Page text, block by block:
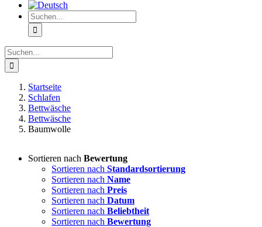
Suche
nach:
Suche
nach:
Startseite
Schlafen
Bettwäsche
Bettwäsche
Baumwolle
Sortieren nach Bewertung
Sortieren nach Standardsortierung
Sortieren nach Name
Sortieren nach Preis
Sortieren nach Datum
Sortieren nach Beliebtheit
Sortieren nach Bewertung